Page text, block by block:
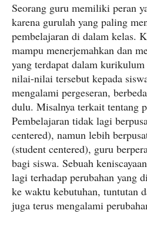
Seorang guru memiliki peran
karena gurulah yang paling
pembelajaran di dalam kelas.
mampu menerjemahkan dan
yang terdapat dalam
nilai-nilai tersebut kepada
mengalami pergeseran,
dulu. Misalnya terkait tentang
Pembelajaran tidak lagi
centered), namun lebih
(student centered), guru
bagi siswa. Sebuah
lagi terhadap perubahan yang
ke waktu kebutuhan, tuntutan
juga terus mengalami